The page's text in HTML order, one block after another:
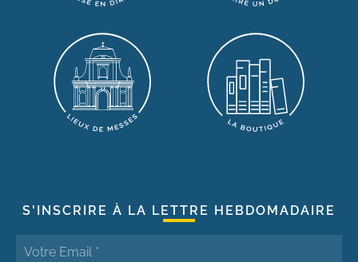
S'INSCRIRE À LA LETTRE HEBDOMADAIRE